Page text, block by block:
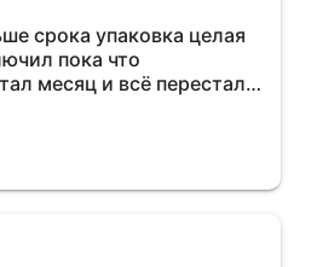
срока упаковка целая
пока что
месяц и всё перестал
расход топлива , очень